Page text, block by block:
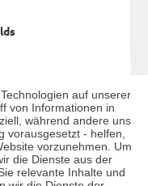
auf unserer
von Informationen in
während andere uns
vorausgesetzt - helfen,
vorzunehmen. Um
die Dienste aus der
relevante Inhalte und